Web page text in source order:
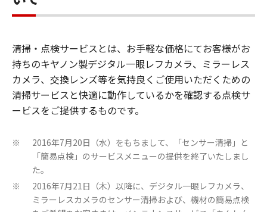
清掃・点検サービスとは、お手軽な価格にてお客様がお
持ちのキヤノン製デジタル一眼レフカメラ、ミラーレス
カメラ、交換レンズ等を気持良くご使用いただくための
清掃サービスと快適に動作しているかを確認する点検サ
ービスをご提供するものです。
※
2016年7月20日（水）をもちまして、「センサー清掃」と
「簡易点検」のサービスメニューの提供を終了いたしまし
た。
※
2016年7月21日（木）以降に、デジタル一眼レフカメラ、
ミラーレスカメラのセンサー清掃および、機材の簡易点検